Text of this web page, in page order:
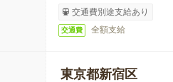
交通費別途支給あり
交通費 全額支給
東京都新宿区